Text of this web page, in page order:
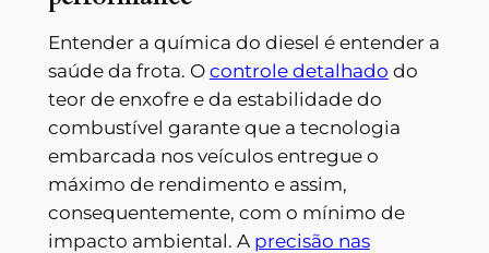
Entender a química do diesel é entender a
saúde da frota. O controle detalhado do
teor de enxofre e da estabilidade do
combustível garante que a tecnologia
embarcada nos veículos entregue o
máximo de rendimento e assim,
consequentemente, com o mínimo de
impacto ambiental. A precisão nas